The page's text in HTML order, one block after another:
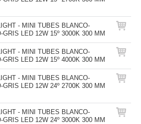
- MINI TUBES BLANCO-
GRIS LED 12W 15º 3000K 300 MM
- MINI TUBES BLANCO-
GRIS LED 12W 15º 4000K 300 MM
- MINI TUBES BLANCO-
GRIS LED 12W 24º 2700K 300 MM
- MINI TUBES BLANCO-
GRIS LED 12W 24º 3000K 300 MM